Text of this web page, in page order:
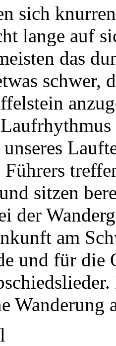
sich
lange auf
das
schwer,
sitzen
der
am
und für die
Wanderung